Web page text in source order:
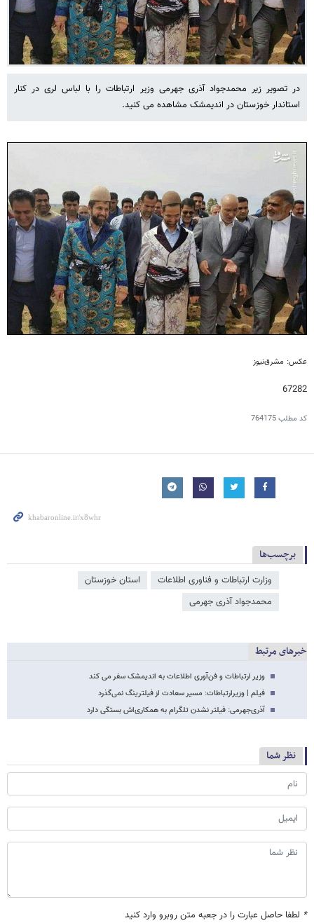
در تصویر زیر محمدجواد آذری جهرمی وزیر ارتباطات را با لباس لری در کنار
استاندار خوزستان در اندیمشک مشاهده می کنید.
عکس‌: مشرق‌نیوز
67282
کد مطلب764175
برچسب‌ها
وزارت ارتباطات و فناوری اطلاعات
استان خوزستان
محمدجواد آذری جهرمی
خبرهای مرتبط
وزیر ارتباطات و فن‌آوری اطلاعات به اندیمشک سفر می کند
فیلم | وزیرارتباطات: مسیر سعادت از فیلترینگ نمی‌گذرد
آذری‌جهرمی: فیلتر نشدن تلگرام به همکاری‌اش بستگی دارد
نظر شما
* لطفا حاصل عبارت را در جعبه متن روبرو وارد کنید